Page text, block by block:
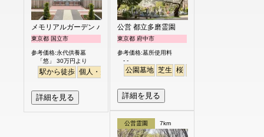
メモリアルガーデン パティオ国立
東京都 国立市
参考価格:永代供養墓
「悠」 30万円より
駅から徒歩 個人・夫婦 樹木葬 永代供養
詳細を見る
公営 都立多磨霊園
東京都 府中市
参考価格:墓所使用料
- -
公園墓地 芝生 桜
詳細を見る
公営霊園 7km